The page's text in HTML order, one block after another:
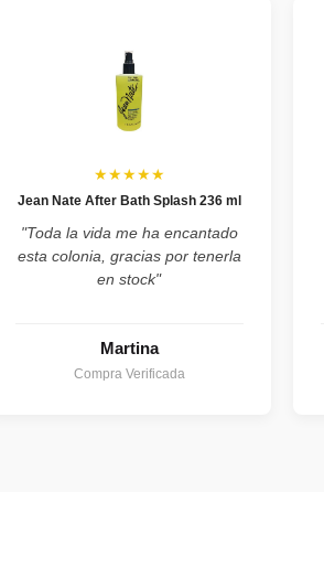
★★★★★
Jean Nate After Bath Splash 236 ml
"Toda la vida me ha encantado
esta colonia, gracias por tenerla
en stock"
Martina
Compra Verificada